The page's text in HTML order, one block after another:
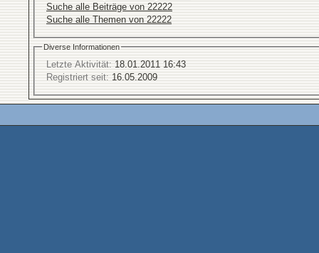
Suche alle Beiträge von 22222
Suche alle Themen von 22222
Diverse Informationen
Letzte Aktivität: 18.01.2011 16:43
Registriert seit: 16.05.2009